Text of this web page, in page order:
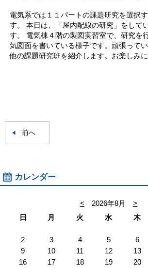
電気系では１１パートの課題研究を選択
す。 本日は、「屋内配線の研究」をして
す。 電気棟４階の製図実習室で、研究を
気図面を書いている様子です。頑張ってい
他の課題研究班を紹介します。お楽しみに
前へ
カレンダー
< 2026年8月
>
日
月 火 水 木
2
3 4 5 6
9
10 11 12 13
16
17 18 19 20